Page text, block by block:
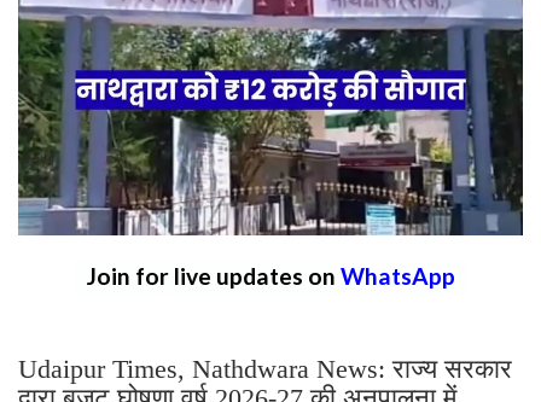
Join for live updates on WhatsApp
Udaipur Times, Nathdwara News: राज्य सरकार